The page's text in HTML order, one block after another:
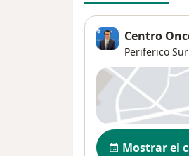
Centro
Periferico
Disponibilidad
Mostrar el